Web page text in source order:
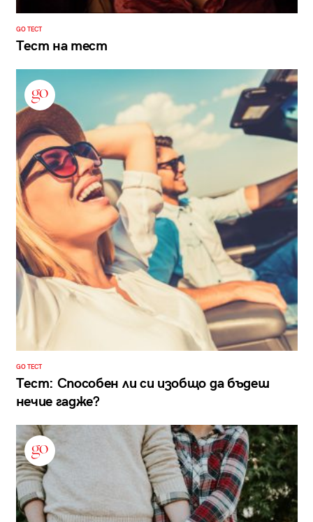
GO ТЕСТ
Тест на тест
GO ТЕСТ
Тест: Способен ли си изобщо да бъдеш
нечие гадже?